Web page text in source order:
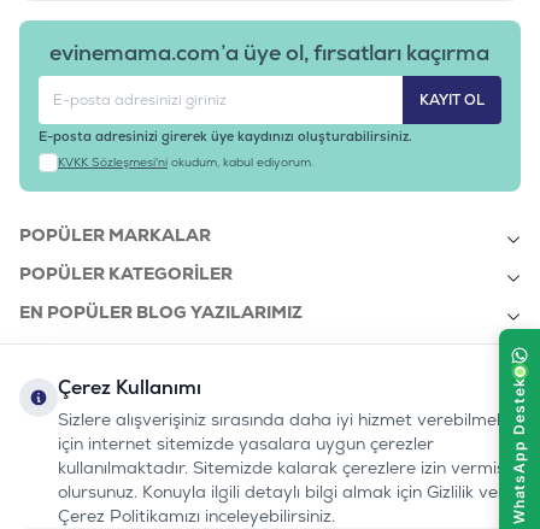
evinemama.com’a üye ol, fırsatları kaçırma
KAYIT OL
E-posta adresinizi girerek üye kaydınızı oluşturabilirsiniz.
KVKK Sözleşmesi'ni okudum, kabul ediyorum.
POPÜLER MARKALAR
POPÜLER KATEGORILER
EN POPÜLER BLOG YAZILARIMIZ
KURUMSAL
bizi takip edin:
Instagram
Youtube
TiktokFacebook
Linkedin
www.evinemama.com
0232 7000 212
%100 MUTLU
MÜŞTERI HATTI
Çerez Kullanımı
Sizlere alışverişiniz sırasında daha iyi hizmet verebilmek
için internet sitemizde yasalara uygun çerezler
kullanılmaktadır. Sitemizde kalarak çerezlere izin vermiş
olursunuz. Konuyla ilgili detaylı bilgi almak için Gizlilik ve
Çerez Politikamızı inceleyebilirsiniz.